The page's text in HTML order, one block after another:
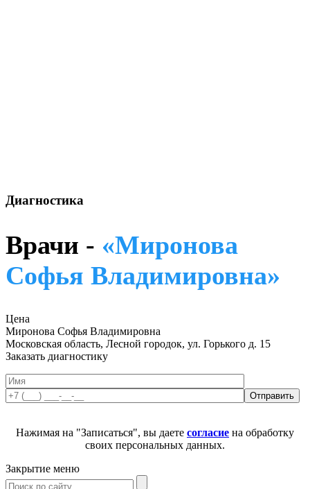
Диагностика
Врачи - «Миронова
Софья Владимировна»
Цена
Миронова Софья Владимировна
Московская область, Лесной городок, ул. Горького д. 15
Заказать диагностику
Нажимая на "Записаться", вы даете согласие на обработку
своих персональных данных.
Закрытие меню